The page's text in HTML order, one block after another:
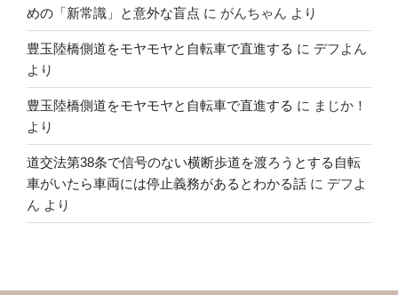
めの「新常識」と意外な盲点 に がんちゃん より
豊玉陸橋側道をモヤモヤと自転車で直進する に デフよん
より
豊玉陸橋側道をモヤモヤと自転車で直進する に まじか！
より
道交法第38条で信号のない横断歩道を渡ろうとする自転
車がいたら車両には停止義務があるとわかる話 に デフよ
ん より